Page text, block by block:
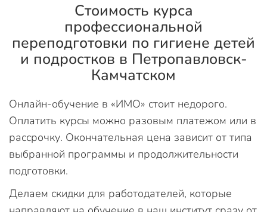
Стоимость курса
профессиональной
переподготовки по гигиене детей
и подростков в Петропавловск-
Камчатском
Онлайн-обучение в «ИМО» стоит недорого.
Оплатить курсы можно разовым платежом или в
рассрочку. Окончательная цена зависит от типа
выбранной программы и продолжительности
подготовки.
Делаем скидки для работодателей, которые